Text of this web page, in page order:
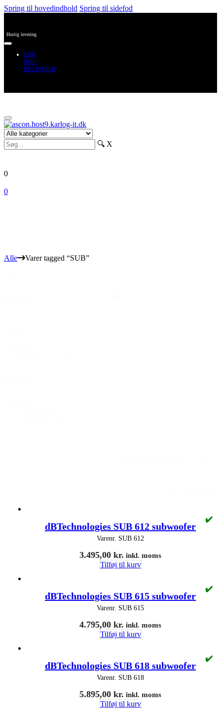
Spring til hovedindhold Spring til sidefod
Hurtig levering
LOG
IND /
REGISTRER
🔍 X
0
0
Alle Varer tagged “SUB”
✔️
dBTechnologies SUB 612 subwoofer
Varenr. SUB 612
3.495,00 kr. inkl. moms
Tilføj til kurv
✔️
dBTechnologies SUB 615 subwoofer
Varenr. SUB 615
4.795,00 kr. inkl. moms
Tilføj til kurv
✔️
dBTechnologies SUB 618 subwoofer
Varenr. SUB 618
5.895,00 kr. inkl. moms
Tilføj til kurv